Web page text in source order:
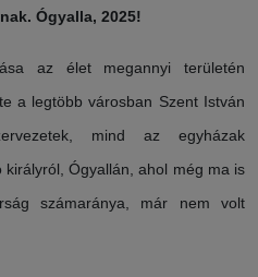
Ógyalla, 2025!
az élet megannyi területén
a legtöbb városban Szent István
mind az egyházak
Ógyallán, ahol még ma is
számaránya, már nem volt